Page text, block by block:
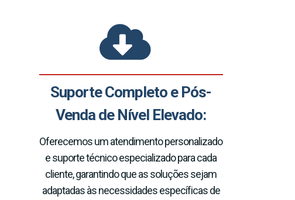
Suporte Completo e Pós-
Venda de Nível Elevado:
Oferecemos um atendimento personalizado
e suporte técnico especializado para cada
cliente, garantindo que as soluções sejam
adaptadas às necessidades específicas de